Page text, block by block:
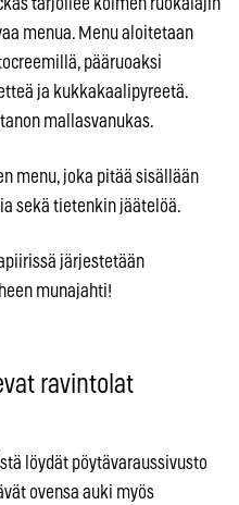
tarjoilee kolmen ruokalajin
menua. Menu aloitetaan
pääruoaksi
ja kukkakaalipyreetä.
mallasvanukas.
menu, joka pitää sisällään
sekä tietenkin jäätelöä.
järjestetään
munajahti!
ravintolat
löydät pöytävaraussivusto
ovensa auki myös